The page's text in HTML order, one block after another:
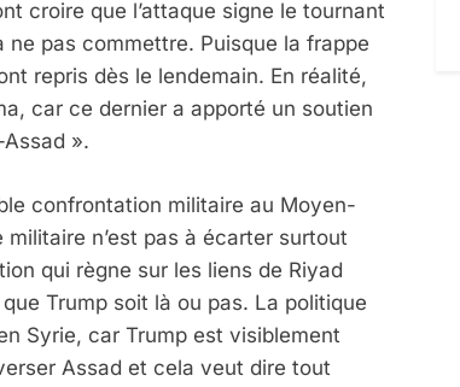
croire que l’attaque signe le tournant
ne pas commettre. Puisque la frappe
repris dès le lendemain. En réalité,
car ce dernier a apporté un soutien
».
confrontation militaire au Moyen-
n’est pas à écarter surtout
qui règne sur les liens de Riyad
Trump soit là ou pas. La politique
Syrie, car Trump est visiblement
Assad et cela veut dire tout